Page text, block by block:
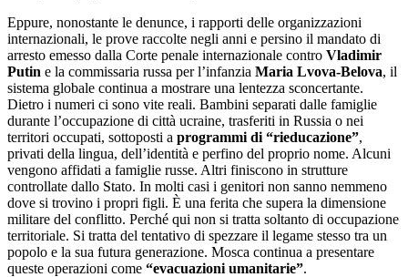
Eppure, nonostante le denunce, i rapporti delle organizzazioni
internazionali, le prove raccolte negli anni e persino il mandato di
arresto emesso dalla Corte penale internazionale contro Vladimir
Putin e la commissaria russa per l’infanzia Maria Lvova-Belova, il
sistema globale continua a mostrare una lentezza sconcertante.
Dietro i numeri ci sono vite reali. Bambini separati dalle famiglie
durante l’occupazione di città ucraine, trasferiti in Russia o nei
territori occupati, sottoposti a programmi di “rieducazione”,
privati della lingua, dell’identità e perfino del proprio nome. Alcuni
vengono affidati a famiglie russe. Altri finiscono in strutture
controllate dallo Stato. In molti casi i genitori non sanno nemmeno
dove si trovino i propri figli. È una ferita che supera la dimensione
militare del conflitto. Perché qui non si tratta soltanto di occupazione
territoriale. Si tratta del tentativo di spezzare il legame stesso tra un
popolo e la sua futura generazione. Mosca continua a presentare
queste operazioni come “evacuazioni umanitarie”.